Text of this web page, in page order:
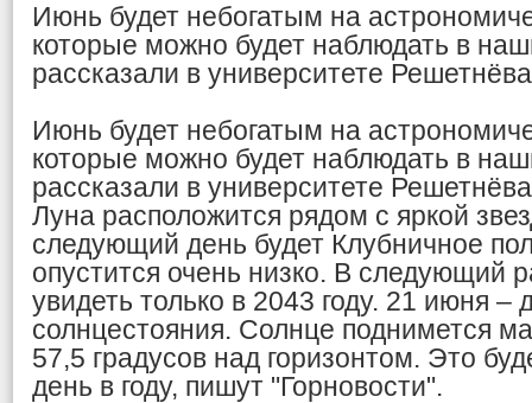
Июнь будет небогатым на
которые можно будет наблюдать в
рассказали в университете Решетнёва
Июнь будет небогатым на
которые можно будет наблюдать в
рассказали в университете
Луна расположится рядом с яркой
следующий день будет Клубничное
опустится очень низко. В следующий
увидеть только в 2043 году. 21 июня –
солнцестояния. Солнце поднимется
57,5 градусов над горизонтом. Это
день в году, пишут "Горновости".